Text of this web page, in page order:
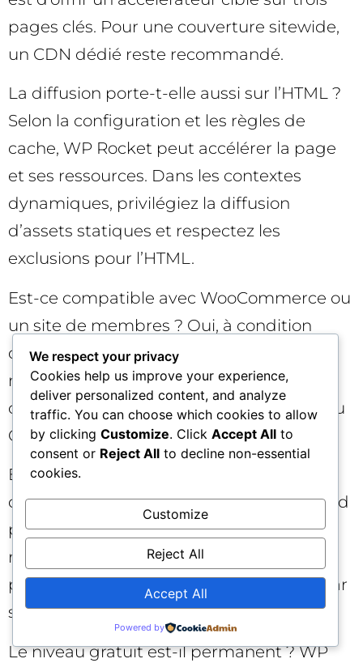
pages clés. Pour une couverture sitewide,
un CDN dédié reste recommandé.
La diffusion porte-t-elle aussi sur l’HTML ?
Selon la configuration et les règles de
cache, WP Rocket peut accélérer la page
et ses ressources. Dans les contextes
dynamiques, privilégiez la diffusion
d’assets statiques et respectez les
exclusions pour l’HTML.
Est-ce compatible avec WooCommerce ou
un site de membres ? Oui, à condition
d’exclure le panier, la caisse et les zones
membres du cache HTML. Les assets de
ces pages peuvent toutefois bénéficier du
CDN.
Et côté multisite ou staging ? Testez
d’abord sur un environnement de préprod
pour vérifier les URLs, les certificats et les
règles d’exclusion, puis déployez sur la
prod. En multisite, validez le périmètre par
site enfant.
Le niveau gratuit est-il permanent ? WP
We respect your privacy
Cookies help us improve your experience,
deliver personalized content, and analyze
traffic. You can choose which cookies to allow
by clicking Customize. Click Accept All to
consent or Reject All to decline non-essential
cookies.
Customize
Reject All
Accept All
Powered by